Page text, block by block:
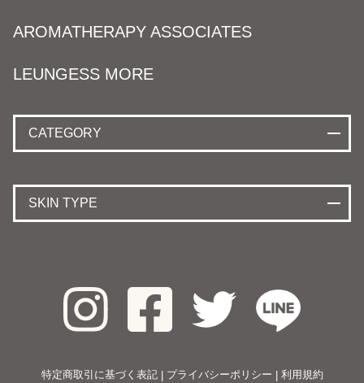
AROMATHERAPY ASSOCIATES
LEUNGESS MORE
CATEGORY
SKIN TYPE
特定商取引に基づく表記 プライバシーポリシー 利用規約